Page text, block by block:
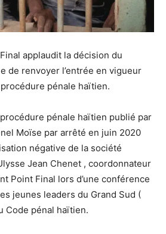
applaudit la décision du
de renvoyer l’entrée en vigueur
pénale haïtien.
pénale haïtien publié par
Moïse par arrêté en juin 2020
négative de la société
Jean Chenet , coordonnateur
Point Final lors d’une conférence
jeunes leaders du Grand Sud (
Code pénal haïtien.